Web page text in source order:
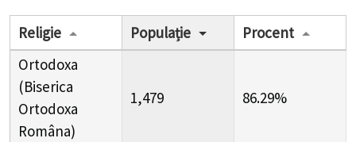
Religie Populație
Procent
Ortodoxa
(Biserica
Ortodoxa
Româna)
1,479 86.29%